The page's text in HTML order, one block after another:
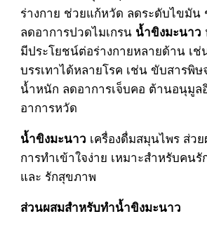
ร่างกาย ช่วยแก้หวัด ลดระดับไขมัน
ลดอาการปวดไมเกรน น้ำขิงมะนาว
มีประโยชน์ต่อร่างกายหลายด้าน เช่
บรรเทาได้หลายโรค เช่น ขับสารพิษ
น้ำหนัก ลดอาการเจ็บคอ ต้านอนุมูล
อาการหวัด
น้ำขิงมะนาว เครื่องดื่มสมุนไพร ส่ว
การทำเข้าใจง่าย เหมาะสำหรับคน
และ รักสุขภาพ
ส่วนผสมสำหรับทำน้ำขิงมะนาว